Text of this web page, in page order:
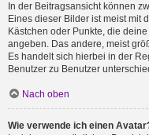
In der Beitragsansicht können
Eines dieser Bilder ist meist mit
Kästchen oder Punkte, die
angeben. Das andere, meist
Es handelt sich hierbei in der
Benutzer zu Benutzer
Nach oben
Wie verwende ich einen